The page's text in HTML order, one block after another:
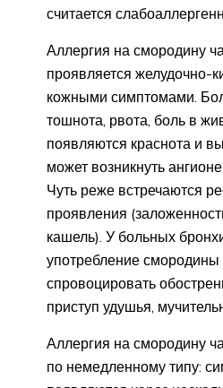
считается
Аллергия на смородину
проявляется желудочно-
кожными симптомами.
тошнота, рвота, боль в
появляются краснота и
может возникнуть
Чуть реже встречаются
проявления
кашель). У больных
употребление
спровоцировать
приступ удушья,
Аллергия на смородину
по немедленному типу: